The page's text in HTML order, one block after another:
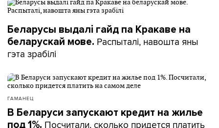
Беларусы выдалі гайд па Кракаве на
беларускай мове. Распыталі, навошта яны
гэта зрабілі
ГАМАНЕЦ
В Беларуси запускают кредит на жилье
под 1%. Посчитали, сколько придется платить